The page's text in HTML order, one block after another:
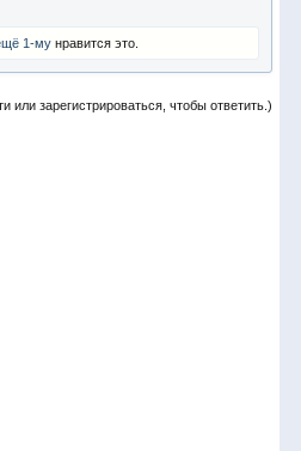
1-му нравится это.
или зарегистрироваться, чтобы ответить.)